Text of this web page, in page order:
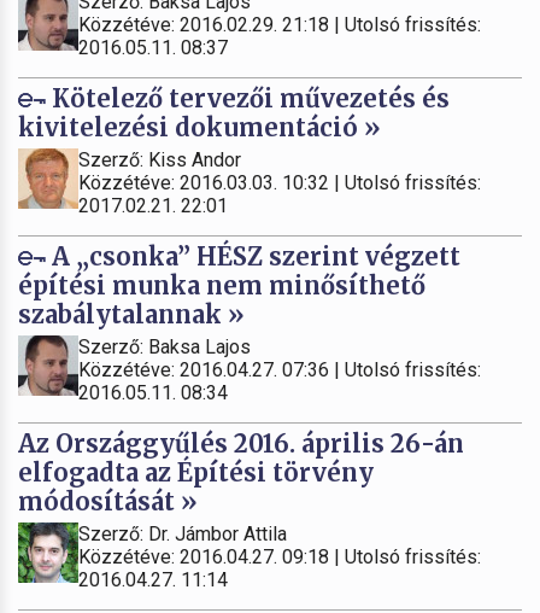
Közzétéve: 2016.02.29. 21:18 | Utolsó frissítés:
2016.05.11. 08:37
Kötelező tervezői művezetés és
kivitelezési dokumentáció »
Szerző: Kiss Andor
Közzétéve: 2016.03.03. 10:32 | Utolsó frissítés:
2017.02.21. 22:01
A „csonka” HÉSZ szerint végzett
építési munka nem minősíthető
szabálytalannak »
Szerző: Baksa Lajos
Közzétéve: 2016.04.27. 07:36 | Utolsó frissítés:
2016.05.11. 08:34
Az Országgyűlés 2016. április 26-án
elfogadta az Építési törvény
módosítását »
Szerző: Dr. Jámbor Attila
Közzétéve: 2016.04.27. 09:18 | Utolsó frissítés:
2016.04.27. 11:14